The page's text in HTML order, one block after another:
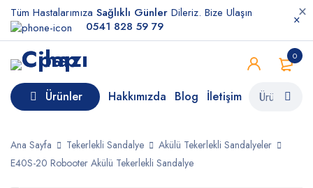
Tüm Hastalarımıza Sağlıklı Günler Dileriz. Bize Ulaşın
0541 828 59 79
0
Ürünler Hakkımızda Blog İletişim
Ana Sayfa Tekerlekli Sandalye
Akülü Tekerlekli Sandalyeler
E40S-20 Robooter Akülü Tekerlekli Sandalye